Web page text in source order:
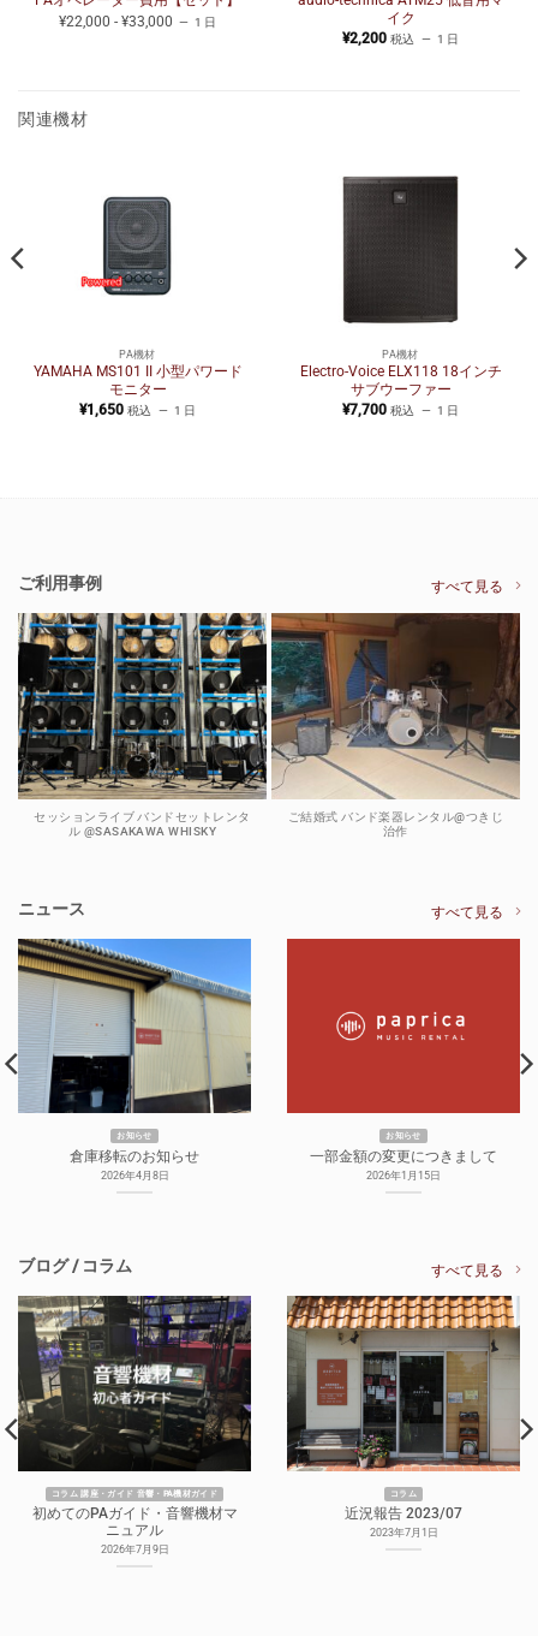
¥22,000 - ¥33,000
1 日
イク
¥2,200 税込 1 日
関連機材
PA機材
YAMAHA MS101 II 小型パワード
モニター
¥1,650 税込 1 日
PA機材
Electro-Voice ELX118 18インチ
サブウーファー
¥7,700 税込 1 日
ご利用事例 すべて見る
セッションライブ バンドセットレンタ
ル @SASAKAWA WHISKY
ご結婚式 バンド楽器レンタル@つきじ
治作
ニュース すべて見る
お知らせ
倉庫移転のお知らせ
2026年4月8日
お知らせ
一部金額の変更につきまして
2026年1月15日
ブログ / コラム すべて見る
コラム 講座・ガイド 音響・PA機材ガイド
初めてのPAガイド・音響機材マ
ニュアル
2026年7月9日
コラム
近況報告 2023/07
2023年7月1日